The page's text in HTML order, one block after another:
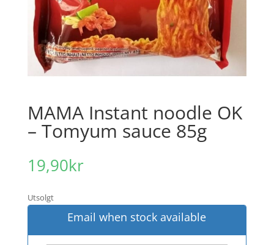
MAMA Instant noodle OK
– Tomyum sauce 85g
19,90kr
Utsolgt
Email when stock available